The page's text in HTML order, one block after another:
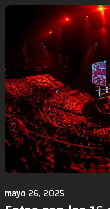
mayo 26, 2025